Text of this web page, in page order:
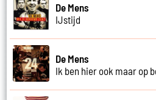
De Mens
IJstijd
De Mens
Ik ben hier ook maar op